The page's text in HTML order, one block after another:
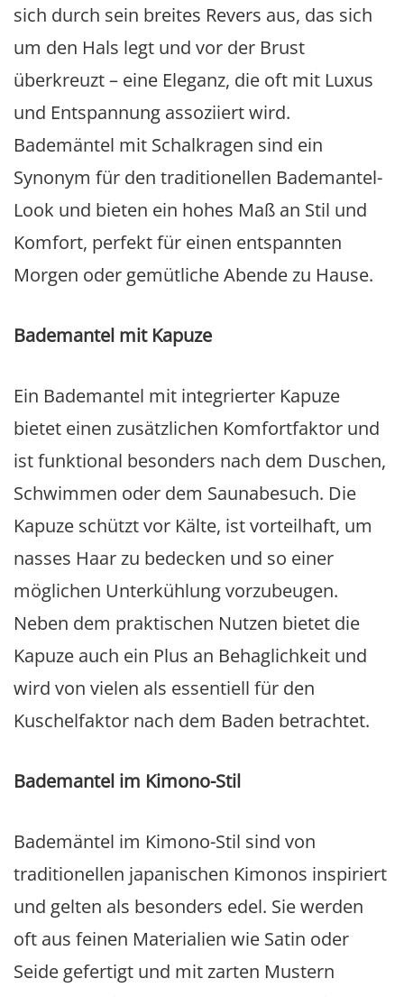
sich durch sein breites Revers aus, das sich
um den Hals legt und vor der Brust
überkreuzt – eine Eleganz, die oft mit Luxus
und Entspannung assoziiert wird.
Bademäntel mit Schalkragen sind ein
Synonym für den traditionellen Bademantel-
Look und bieten ein hohes Maß an Stil und
Komfort, perfekt für einen entspannten
Morgen oder gemütliche Abende zu Hause.
Bademantel mit Kapuze
Ein Bademantel mit integrierter Kapuze
bietet einen zusätzlichen Komfortfaktor und
ist funktional besonders nach dem Duschen,
Schwimmen oder dem Saunabesuch. Die
Kapuze schützt vor Kälte, ist vorteilhaft, um
nasses Haar zu bedecken und so einer
möglichen Unterkühlung vorzubeugen.
Neben dem praktischen Nutzen bietet die
Kapuze auch ein Plus an Behaglichkeit und
wird von vielen als essentiell für den
Kuschelfaktor nach dem Baden betrachtet.
Bademantel im Kimono-Stil
Bademäntel im Kimono-Stil sind von
traditionellen japanischen Kimonos inspiriert
und gelten als besonders edel. Sie werden
oft aus feinen Materialien wie Satin oder
Seide gefertigt und mit zarten Mustern